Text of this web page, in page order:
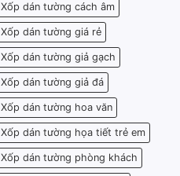
Xốp dán tường cách âm
Xốp dán tường giá rẻ
Xốp dán tường giả gạch
Xốp dán tường giả đá
Xốp dán tường hoa văn
Xốp dán tường họa tiết trẻ em
Xốp dán tường phòng khách